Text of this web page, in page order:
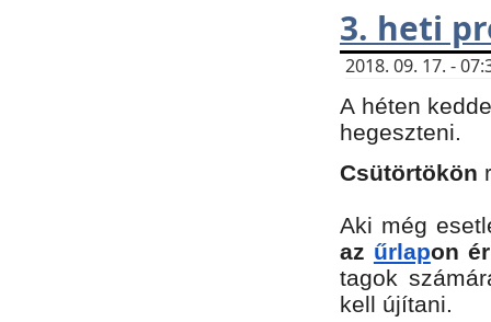
3. heti
2018. 09. 17. -
A héten
hegeszteni.
Csütörtökön
Aki még
az űrlapon
tagok
kell újítani.